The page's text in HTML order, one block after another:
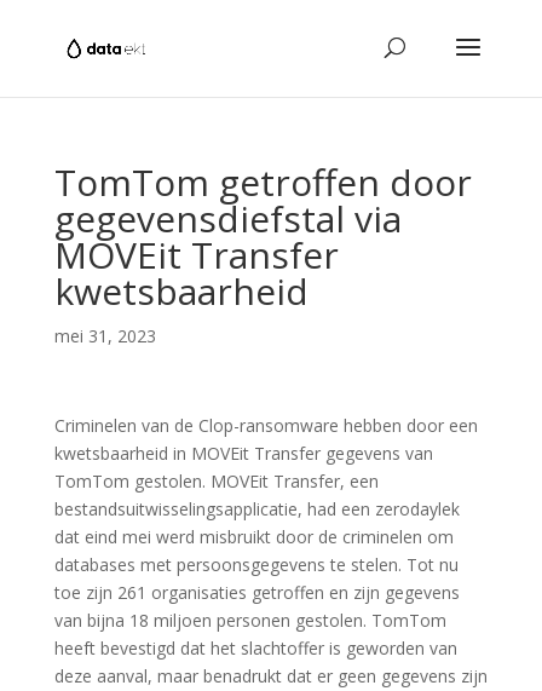
TomTom getroffen door
gegevensdiefstal via
MOVEit Transfer
kwetsbaarheid
mei 31, 2023
Criminelen van de Clop-ransomware hebben door een
kwetsbaarheid in MOVEit Transfer gegevens van
TomTom gestolen. MOVEit Transfer, een
bestandsuitwisselingsapplicatie, had een zerodaylek
dat eind mei werd misbruikt door de criminelen om
databases met persoonsgegevens te stelen. Tot nu
toe zijn 261 organisaties getroffen en zijn gegevens
van bijna 18 miljoen personen gestolen. TomTom
heeft bevestigd dat het slachtoffer is geworden van
deze aanval, maar benadrukt dat er geen gegevens zijn